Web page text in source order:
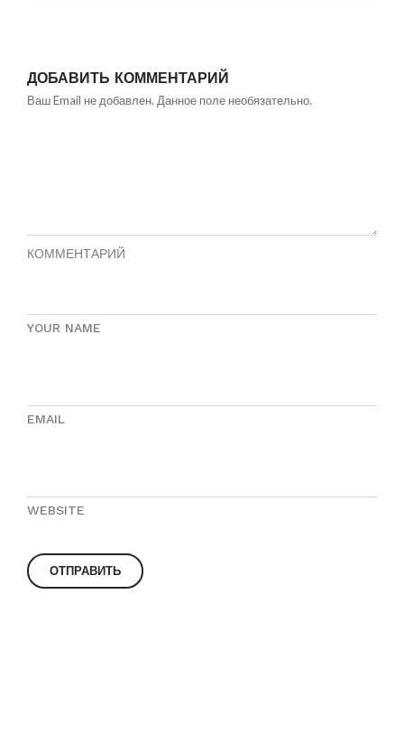
ДОБАВИТЬ КОММЕНТАРИЙ
Ваш Email не добавлен. Данное поле необязательно.
КОММЕНТАРИЙ
YOUR NAME
EMAIL
WEBSITE